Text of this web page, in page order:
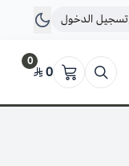
تسجيل الدخول
0
0